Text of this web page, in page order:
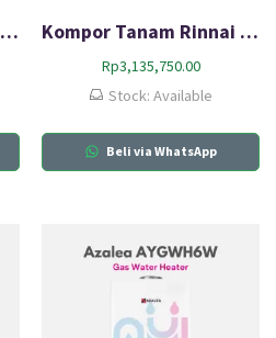
Kompor Tanam Rinnai RB-782G(B) Kompor Tanam Rinnai RB-72SV (GB)
Rp3,135,750.00
Stock: Available
Beli via WhatsApp